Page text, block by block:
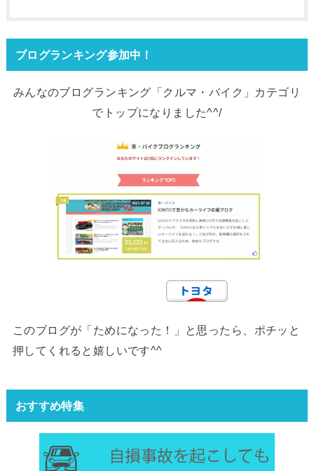
ブログランキング参加中！
みんなのブログランキング「クルマ・バイク」カテゴリ
でトップになりました^^/
このブログが「ためになった！」と思ったら、ポチッと
押してくれると嬉しいです^^
おすすめ特集